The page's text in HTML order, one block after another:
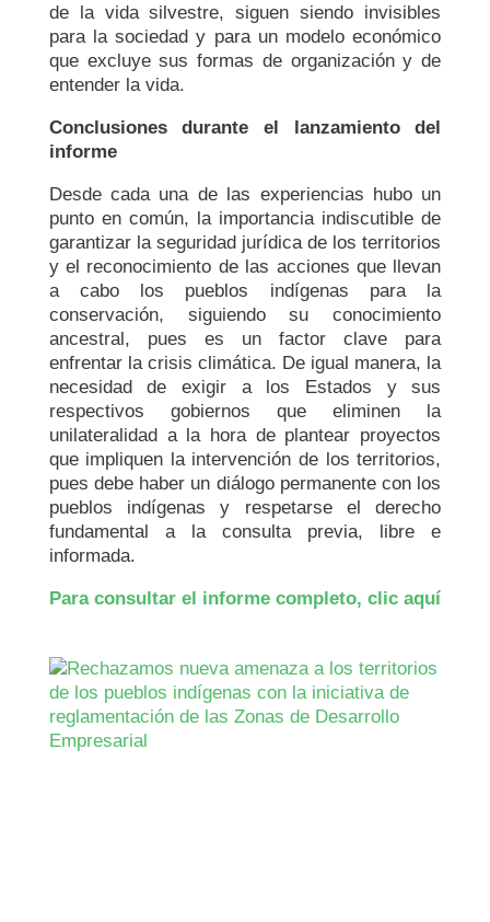
de la vida silvestre, siguen siendo invisibles
para la sociedad y para un modelo económico
que excluye sus formas de organización y de
entender la vida.
Conclusiones durante el lanzamiento del
informe
Desde cada una de las experiencias hubo un
punto en común, la importancia indiscutible de
garantizar la seguridad jurídica de los territorios
y el reconocimiento de las acciones que llevan
a cabo los pueblos indígenas para la
conservación, siguiendo su conocimiento
ancestral, pues es un factor clave para
enfrentar la crisis climática. De igual manera, la
necesidad de exigir a los Estados y sus
respectivos gobiernos que eliminen la
unilateralidad a la hora de plantear proyectos
que impliquen la intervención de los territorios,
pues debe haber un diálogo permanente con los
pueblos indígenas y respetarse el derecho
fundamental a la consulta previa, libre e
informada.
Para consultar el informe completo, clic aquí